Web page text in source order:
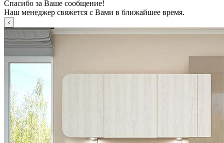
Спасибо за Ваше сообщение!
Наш менеджер свяжется с Вами в ближайшее время.